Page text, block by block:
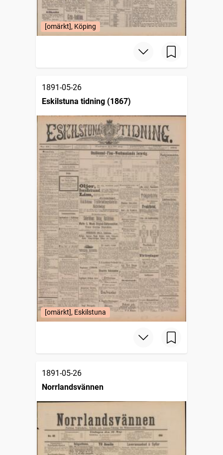
[omärkt], Köping
1891-05-26
Eskilstuna tidning (1867)
[omärkt], Eskilstuna
1891-05-26
Norrlandsvännen